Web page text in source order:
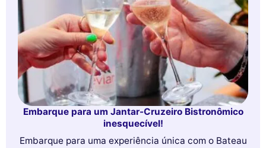
Embarque para um Jantar-Cruzeiro Bistronômico
inesquecível!
Embarque para uma experiência única com o Bateau